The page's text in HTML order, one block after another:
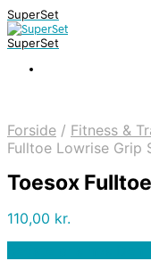
SuperSet
SuperSet
Forside / Fitness &
Fulltoe Lowrise Grip
Toesox
110,00 kr.